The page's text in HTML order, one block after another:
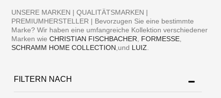
UNSERE MARKEN | QUALITÄTSMARKEN |
PREMIUMHERSTELLER | Bevorzugen Sie eine bestimmte
Marke? Wir haben eine umfangreiche Kollektion verschiedener
Marken wieCHRISTIAN FISCHBACHER FORMESSE
SCHRAMM HOME COLLECTION ,und LUIZ
FILTERN NACH